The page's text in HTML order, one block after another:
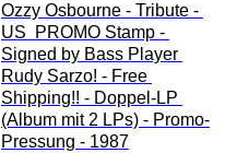
Ozzy Osbourne - Tribute -
US  PROMO Stamp -
Signed by Bass Player
Rudy Sarzo! - Free
Shipping!! - Doppel-LP
(Album mit 2 LPs) - Promo-
Pressung - 1987